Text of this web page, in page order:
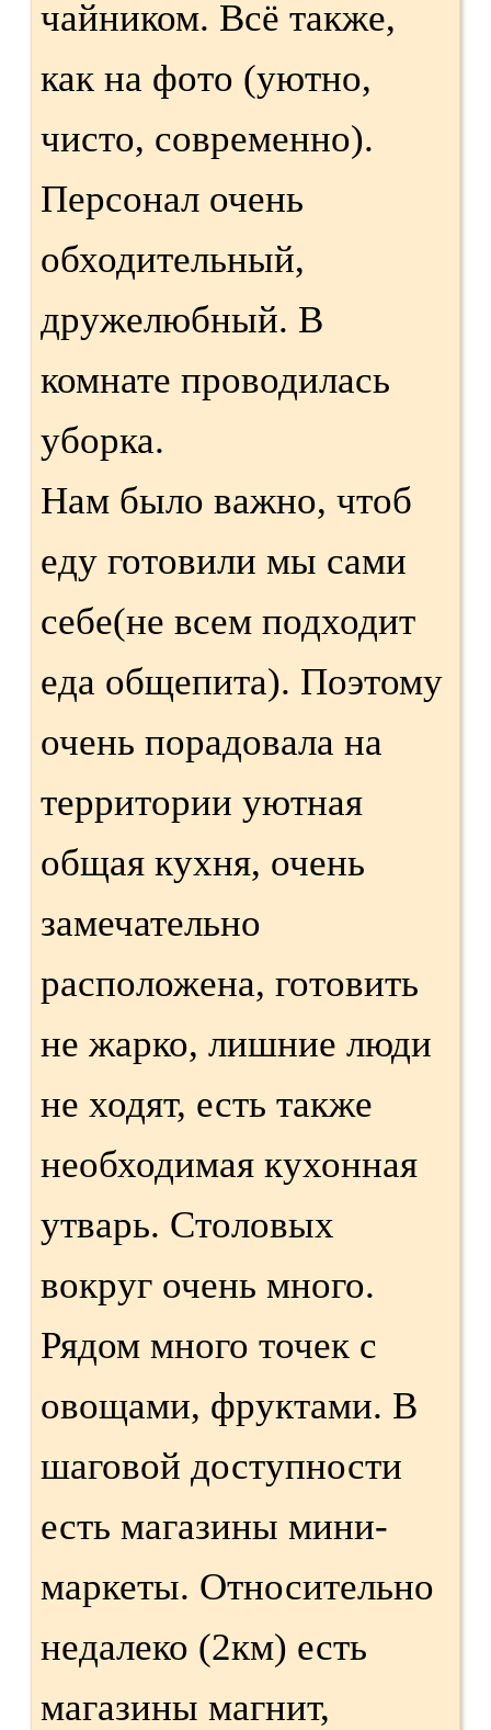
чайником. Всё также,
как на фото (уютно,
чисто, современно).
Персонал очень
обходительный,
дружелюбный. В
комнате проводилась
уборка.
Нам было важно, чтоб
еду готовили мы сами
себе(не всем подходит
еда общепита). Поэтому
очень порадовала на
территории уютная
общая кухня, очень
замечательно
расположена, готовить
не жарко, лишние люди
не ходят, есть также
необходимая кухонная
утварь. Столовых
вокруг очень много.
Рядом много точек с
овощами, фруктами. В
шаговой доступности
есть магазины мини-
маркеты. Относительно
недалеко (2км) есть
магазины магнит,